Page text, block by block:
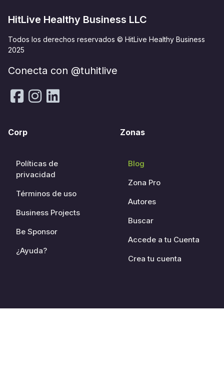
HitLive Healthy Business LLC
Todos los derechos reservados © HitLive Healthy Business
2025
Conecta con @tuhitlive
Corp
Políticas de
privacidad
Términos de uso
Business Projects
Be Sponsor
¿Ayuda?
Zonas
Blog
Zona Pro
Autores
Buscar
Accede a tu Cuenta
Crea tu cuenta